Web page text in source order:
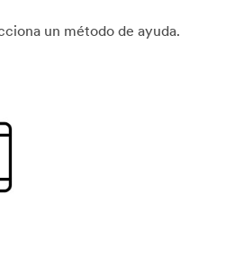
un método de ayuda.